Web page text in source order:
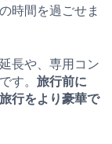
時間を過ごせま
長や、専用コン
す。 旅行前に
行をより豪華で